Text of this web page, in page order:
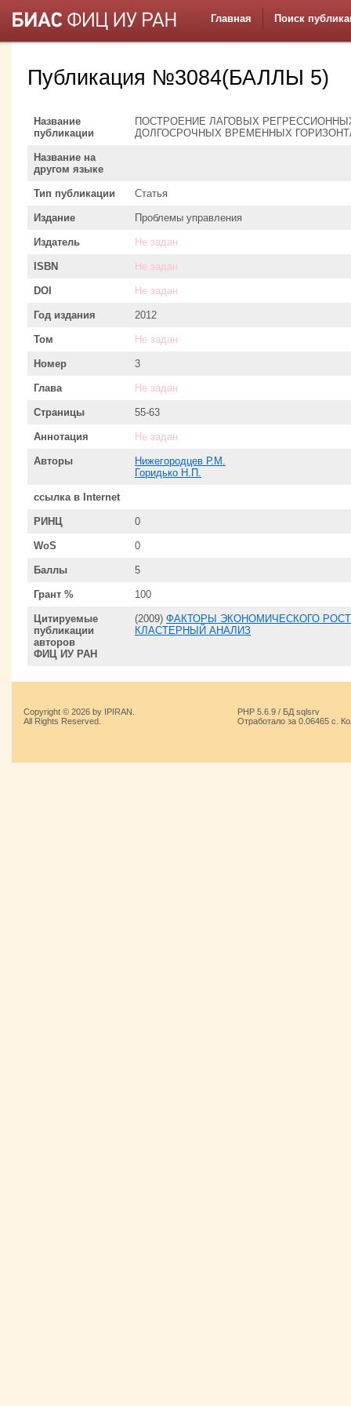
Главная Поиск
Публикация №3084(БАЛЛЫ 5)
Название
публикации
ПОСТРОЕНИЕ ЛАГОВЫХ
ДОЛГОСРОЧНЫХ ВРЕМЕННЫХ
Название на
другом языке
Тип публикации Статья
Издание Проблемы управления
Издатель Не задан
ISBN Не задан
DOI Не задан
Год издания 2012
Том Не задан
Номер 3
Глава Не задан
Страницы 55-63
Аннотация Не задан
Авторы
Нижегородцев Р.М.
Горидько Н.П.
ссылка в Internet
РИНЦ 0
WoS 0
Баллы 5
Грант % 100
Цитируемые
публикации
авторов
ФИЦ ИУ РАН
(2009) ФАКТОРЫ ЭКОНОМИЧЕСКОГО
КЛАСТЕРНЫЙ АНАЛИЗ
Copyright © 2026 by IPIRAN.
All Rights Reserved.
PHP 5.6.9 / БД sqlsrv
Отработало за 0.06465 с.